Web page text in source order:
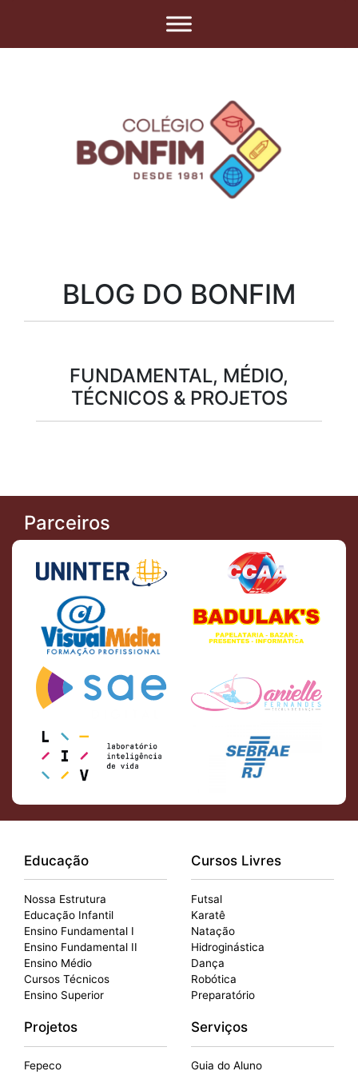
BLOG DO BONFIM
FUNDAMENTAL, MÉDIO,
TÉCNICOS & PROJETOS
Parceiros
Educação
Nossa Estrutura
Educação Infantil
Ensino Fundamental I
Ensino Fundamental II
Ensino Médio
Cursos Técnicos
Ensino Superior
Cursos Livres
Futsal
Karatê
Natação
Hidroginástica
Dança
Robótica
Preparatório
Projetos
Fepeco
Serviços
Guia do Aluno